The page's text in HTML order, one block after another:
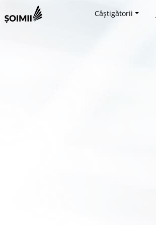
Câștigătorii